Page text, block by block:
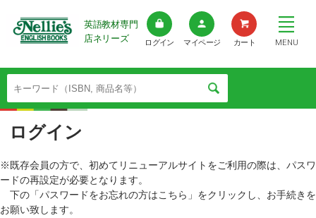
英語教材専門
店ネリーズ
ログイン マイページ カート MENU
ログイン
※既存会員の方で、初めてリニューアルサイトをご利用の際は、パスワ
ードの再設定が必要となります。
下の「パスワードをお忘れの方はこちら」をクリックし、お手続きを
お願い致します。